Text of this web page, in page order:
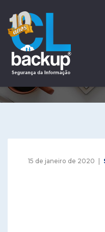
Firefox
Home Blog
15 de janeiro de 2020